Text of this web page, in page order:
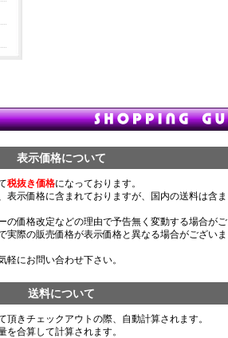
表示価格について
税抜き価格になっております。
表示価格に含まれておりますが、国内の送料は含ま
の価格改定などの理由で予告無く変動する場合がご
実際の販売価格が表示価格と異なる場合がございま
軽にお問い合わせ下さい。
送料について
頂きチェックアウトの際、自動計算されます。
を合算して計算されます。